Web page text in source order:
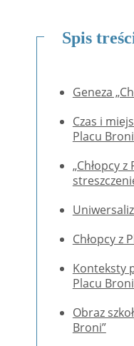
Spis
Geneza
Czas i
Placu
„Chłopcy
Chłopcy z
Konteksty
Placu
Obraz
Broni”